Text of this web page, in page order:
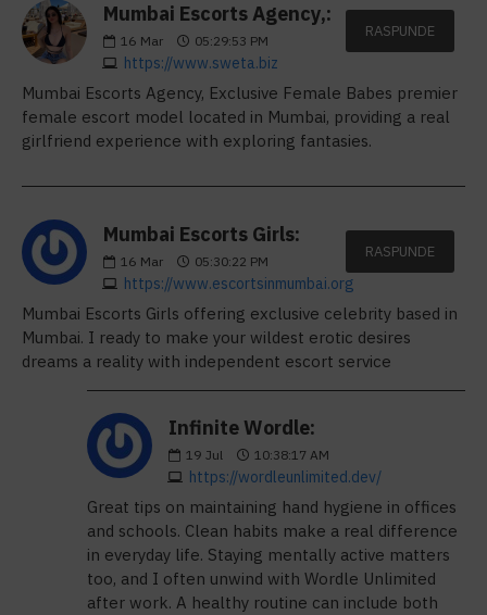
Mumbai Escorts Agency,:
16 Mar 05:29:53 PM
https://www.sweta.biz
RASPUNDE
Mumbai Escorts Agency, Exclusive Female Babes premier
female escort model located in Mumbai, providing a real
girlfriend experience with exploring fantasies.
Mumbai Escorts Girls:
16 Mar 05:30:22 PM
https://www.escortsinmumbai.org
RASPUNDE
Mumbai Escorts Girls offering exclusive celebrity based in
Mumbai. I ready to make your wildest erotic desires
dreams a reality with independent escort service
Infinite Wordle:
19 Jul 10:38:17 AM
https://wordleunlimited.dev/
Great tips on maintaining hand hygiene in offices
and schools. Clean habits make a real difference
in everyday life. Staying mentally active matters
too, and I often unwind with Wordle Unlimited
after work. A healthy routine can include both